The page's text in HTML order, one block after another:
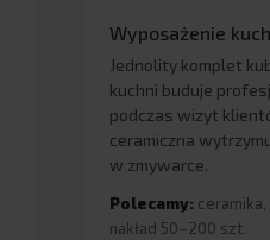
Wyposażenie
Jednolity komplet
kuchni buduje
podczas wizyt
ceramiczna
w zmywarce.
Polecamy:
nakład 50–200 szt.